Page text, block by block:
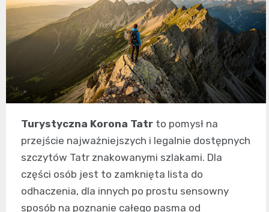
Turystyczna Korona Tatr to pomysł na
przejście najważniejszych i legalnie dostępnych
szczytów Tatr znakowanymi szlakami. Dla
części osób jest to zamknięta lista do
odhaczenia, dla innych po prostu sensowny
sposób na poznanie całego pasma od